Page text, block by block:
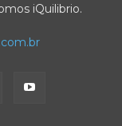
iQuilibrio.